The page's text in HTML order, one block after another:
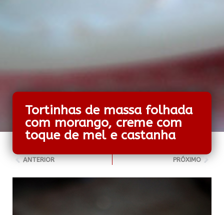
Tortinhas de massa folhada
com morango, creme com
toque de mel e castanha
ANTERIOR PRÓXIMO